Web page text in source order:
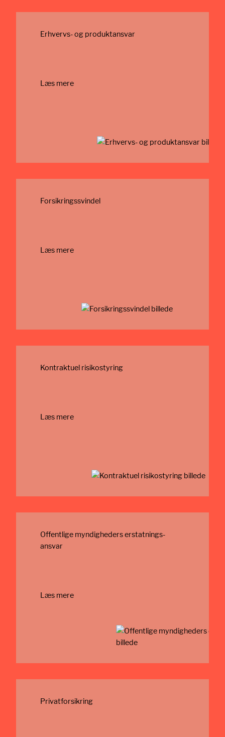
Erhvervs- og produktansvar
Læs mere
Forsikringssvindel
Læs mere
Kontraktuel risikostyring
Læs mere
Offentlige myndigheders erstatnings­
ansvar
Læs mere
Privatforsikring